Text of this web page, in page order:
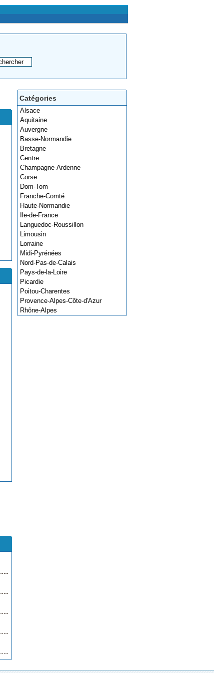
Catégories
Alsace
Aquitaine
Auvergne
Basse-Normandie
Bretagne
Centre
Champagne-Ardenne
Corse
Dom-Tom
Franche-Comté
Haute-Normandie
Ile-de-France
Languedoc-Roussillon
Limousin
Lorraine
Midi-Pyrénées
Nord-Pas-de-Calais
Pays-de-la-Loire
Picardie
Poitou-Charentes
Provence-Alpes-Côte-d'Azur
Rhône-Alpes